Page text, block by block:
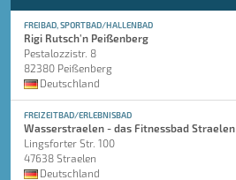
FREIBAD, SPORTBAD/HALLENBAD
Rigi Rutsch'n Peißenberg
Pestalozzistr. 8
82380 Peißenberg
Deutschland
FREIZEITBAD/ERLEBNISBAD
Wasserstraelen - das Fitnessbad Straelen
Lingsforter Str. 100
47638 Straelen
Deutschland